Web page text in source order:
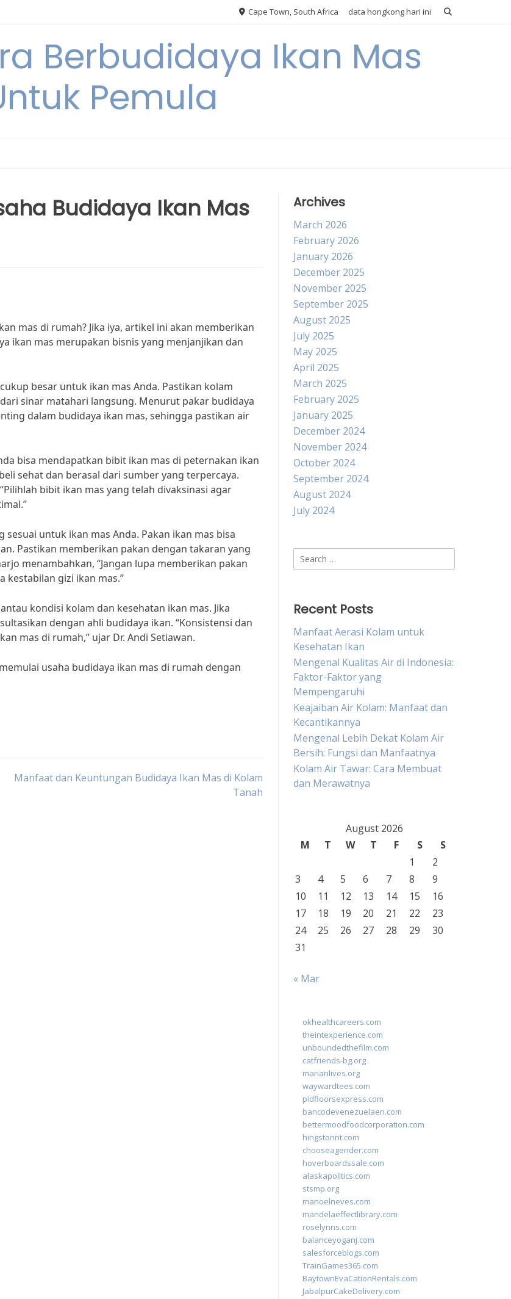
Cape Town, South Africa data hongkong hari ini
Berbudidaya Ikan Mas
Pemula
Budidaya Ikan Mas
mas di rumah? Jika iya, artikel ini akan memberikan
ikan mas merupakan bisnis yang menjanjikan dan
besar untuk ikan mas Anda. Pastikan kolam
sinar matahari langsung. Menurut pakar budidaya
dalam budidaya ikan mas, sehingga pastikan air
bisa mendapatkan bibit ikan mas di peternakan ikan
sehat dan berasal dari sumber yang terpercaya.
bibit ikan mas yang telah divaksinasi agar
untuk ikan mas Anda. Pakan ikan mas bisa
Pastikan memberikan pakan dengan takaran yang
menambahkan, “Jangan lupa memberikan pakan
kestabilan gizi ikan mas.”
kondisi kolam dan kesehatan ikan mas. Jika
dengan ahli budidaya ikan. “Konsistensi dan
mas di rumah,” ujar Dr. Andi Setiawan.
usaha budidaya ikan mas di rumah dengan
Manfaat dan Keuntungan Budidaya Ikan Mas di Kolam
Tanah
Archives
March 2026
February 2026
January 2026
December 2025
November 2025
September 2025
August 2025
July 2025
May 2025
April 2025
March 2025
February 2025
January 2025
December 2024
November 2024
October 2024
September 2024
August 2024
July 2024
Search
for:
Recent Posts
Manfaat Aerasi Kolam untuk
Kesehatan Ikan
Mengenal Kualitas Air di Indonesia:
Faktor-Faktor yang
Mempengaruhi
Keajaiban Air Kolam: Manfaat dan
Kecantikannya
Mengenal Lebih Dekat Kolam Air
Bersih: Fungsi dan Manfaatnya
Kolam Air Tawar: Cara Membuat
dan Merawatnya
August 2026
M
T W T F S
S
1
2
3
4 5 6 7 8
9
10
11 12 13 14 15
16
17
18 19 20 21 22
23
24
25 26 27 28 29
30
31
« Mar
okhealthcareers.com
theintexperience.com
unboundedthefilm.com
catfriends-bg.org
marianlives.org
waywardtees.com
pidfloorsexpress.com
bancodevenezuelaen.com
bettermoodfoodcorporation.com
hingstonnt.com
chooseagender.com
hoverboardssale.com
alaskapolitics.com
stsmp.org
manoelneves.com
mandelaeffectlibrary.com
roselynns.com
balanceyoganj.com
salesforceblogs.com
TrainGames365.com
BaytownEvaCationRentals.com
JabalpurCakeDelivery.com